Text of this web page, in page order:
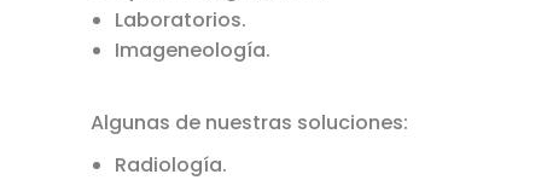
Laboratorios.
Imageneología.
Algunas de nuestras soluciones:
Radiología.